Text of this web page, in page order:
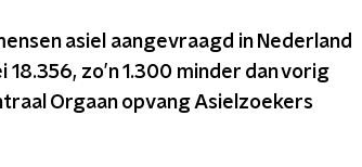
asiel aangevraagd in Nederland
zo’n 1.300 minder dan vorig
Orgaan opvang Asielzoekers